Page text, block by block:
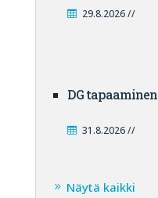
29.8.2026 //
DG tapaaminen
31.8.2026 //
Näytä kaikki